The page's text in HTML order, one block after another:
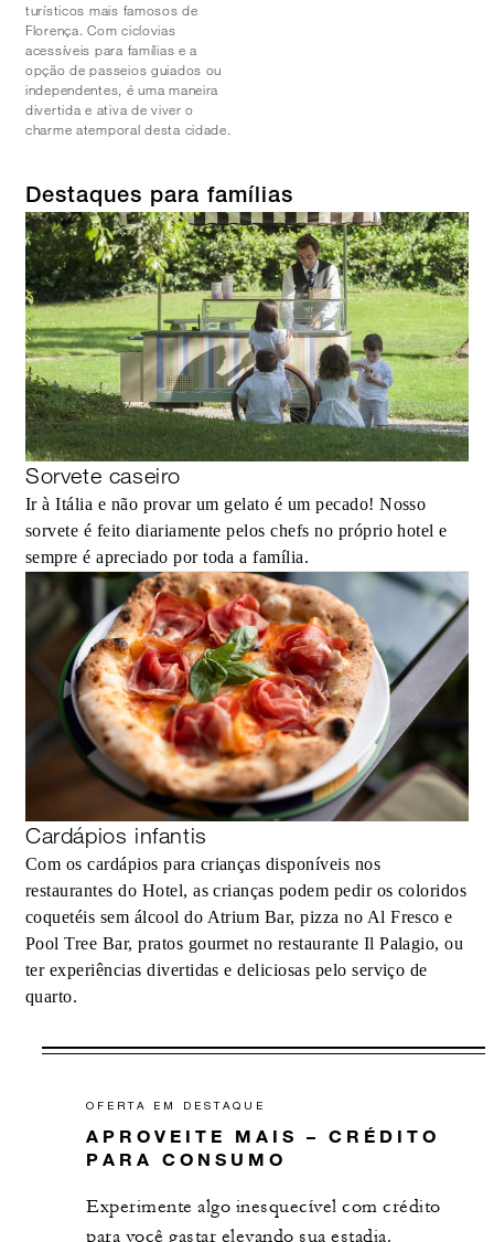
turísticos mais famosos de
Florença. Com ciclovias
acessíveis para famílias e a
opção de passeios guiados ou
independentes, é uma maneira
divertida e ativa de viver o
charme atemporal desta cidade.
Destaques para famílias
Sorvete caseiro
Ir à Itália e não provar um gelato é um pecado! Nosso
sorvete é feito diariamente pelos chefs no próprio hotel e
sempre é apreciado por toda a família.
Cardápios infantis
Com os cardápios para crianças disponíveis nos
restaurantes do Hotel, as crianças podem pedir os coloridos
coquetéis sem álcool do Atrium Bar, pizza no Al Fresco e
Pool Tree Bar, pratos gourmet no restaurante Il Palagio, ou
ter experiências divertidas e deliciosas pelo serviço de
quarto.
OFERTA EM DESTAQUE
APROVEITE MAIS – CRÉDITO
PARA CONSUMO
Experimente algo inesquecível com crédito
para você gastar elevando sua estadia.